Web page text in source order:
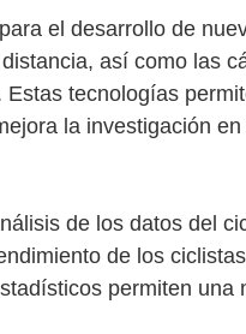
el desarrollo de
así como las
tecnologías
la investigación
de los datos del
de los
permiten una